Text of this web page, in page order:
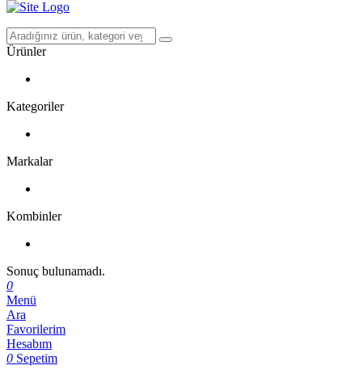
Ürünler
Kategoriler
Markalar
Kombinler
Sonuç bulunamadı.
0
Menü
Ara
Favorilerim
Hesabım
0 Sepetim